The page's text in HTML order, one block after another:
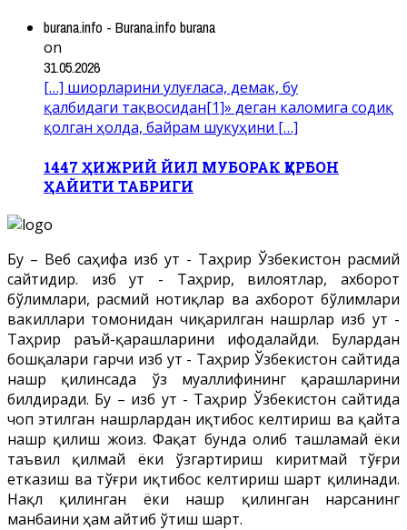
burana.info - Burana.info burana
on
31.05.2026
[…] шиорларини улуғласа, демак, бу
қалбидаги тақвосидан[1]» деган каломига содиқ
қолган ҳолда, байрам шукуҳини […]
1447 ҲИЖРИЙ ЙИЛ МУБОРАК ҚУРБОН
ҲАЙИТИ ТАБРИГИ
Бу – Веб саҳифа Ҳизб ут - Таҳрир Ўзбекистон расмий
сайтидир. Ҳизб ут - Таҳрир, вилоятлар, ахборот
бўлимлари, расмий нотиқлар ва ахборот бўлимлари
вакиллари томонидан чиқарилган нашрлар Ҳизб ут -
Таҳрир раъй-қарашларини ифодалайди. Булардан
бошқалари гарчи Ҳизб ут - Таҳрир Ўзбекистон сайтида
нашр қилинсада ўз муаллифининг қарашларини
билдиради. Бу – Ҳизб ут - Таҳрир Ўзбекистон сайтида
чоп этилган нашрлардан иқтибос келтириш ва қайта
нашр қилиш жоиз. Фақат бунда олиб ташламай ёки
таъвил қилмай ёки ўзгартириш киритмай тўғри
етказиш ва тўғри иқтибос келтириш шарт қилинади.
Нақл қилинган ёки нашр қилинган нарсанинг
манбаини ҳам айтиб ўтиш шарт.